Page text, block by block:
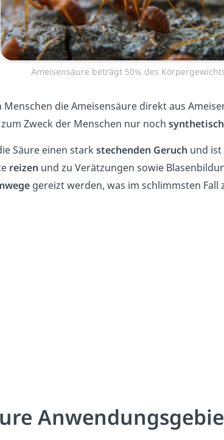
Ameisensäure beträgt 50% des
Menschen die Ameisensäure direkt aus
Zweck der Menschen nur noch synthetisch
Säure einen stark stechenden Geruch und ist
reizen und zu Verätzungen sowie
gereizt werden, was im schlimmsten Fall